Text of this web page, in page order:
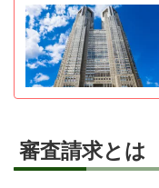
審査請求とは